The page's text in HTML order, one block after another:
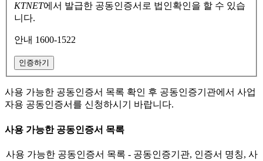
KTNET에서 발급한 공동인증서로 법인확인을 할 수 있습
니다.
안내 1600-1522
인증하기
사용 가능한 공동인증서 목록 확인 후 공동인증기관에서 사업
자용 공동인증서를 신청하시기 바랍니다.
사용 가능한 공동인증서 목록
사용 가능한 공동인증서 목록 - 공동인증기관, 인증서 명칭, 사